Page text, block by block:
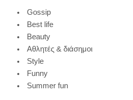
Gossip
Best life
Beauty
Αθλητές & διάσημοι
Style
Funny
Summer fun